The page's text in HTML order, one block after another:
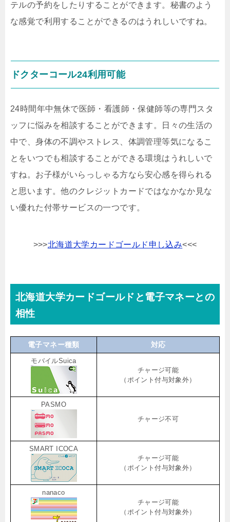
テルの予約をしたりすることができます。秘書のよう
な感覚で利用することができるのはうれしいですね。
ドクターコール24利用可能
24時間年中無休で医師・看護師・保健師等の専門スタ
ッフに悩みを相談することができます。日々の生活の
中で、身体の不調やストレス、体調管理等気になるこ
とをいつでも相談することができる環境はうれしいで
すね。お子様がいらっしゃる方なら安心感を得られる
と思います。他のクレジットカードではなかなか見な
い優れた付帯サービスの一つです。
>>>北海道大学カードゴールド申し込み<<<
北海道大学カードゴールドと電子マネーとの
相性
電子マネー種類 対応
モバイルSuica
チャージ可能
（ポイント付与対象外）
PASMO
チャージ不可
SMART ICOCA
チャージ可能
（ポイント付与対象外）
nanaco
チャージ可能
（ポイント付与対象外）